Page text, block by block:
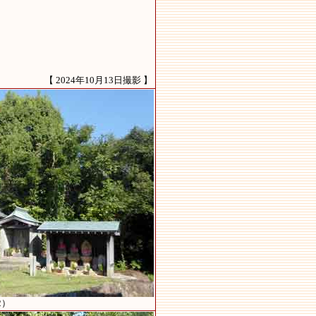
【 2024年10月13日撮影 】